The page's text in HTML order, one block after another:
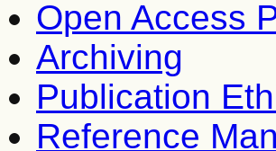
Open Access
Archiving
Publication
Reference